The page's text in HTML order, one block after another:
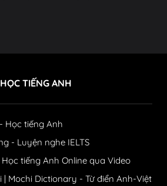
TIẾNG ANH
Học tiếng Anh
- Luyện nghe IELTS
tiếng Anh Online qua Video
| Mochi Dictionary - Từ điển Anh-Việt